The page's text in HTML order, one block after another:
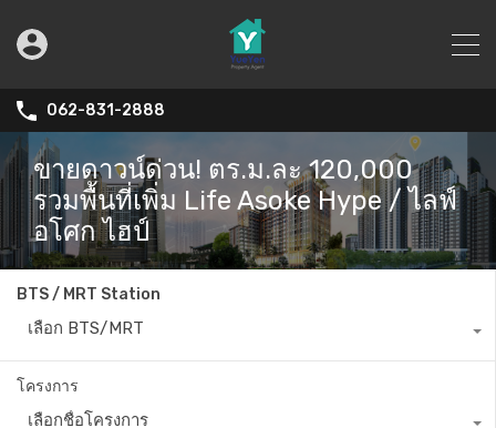
062-831-2888
ขายดาวน์ด่วน! ตร.ม.ละ 120,000
รวมพื้นที่เพิ่ม Life Asoke Hype / ไลฟ์
อโศก ไฮป์
BTS / MRT Station
เลือก BTS/MRT
โครงการ
เลือกชื่อโครงการ